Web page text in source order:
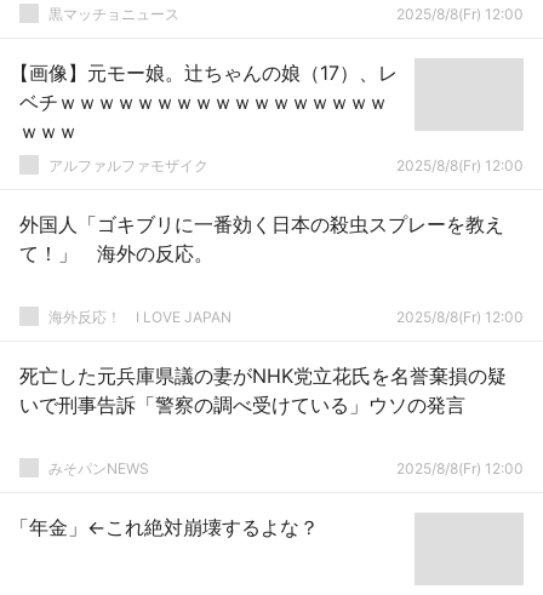
黒マッチョニュース 2025/8/8(Fr) 12:00
【画像】元モー娘。辻ちゃんの娘（17）、レ
ベチｗｗｗｗｗｗｗｗｗｗｗｗｗｗｗｗｗ
ｗｗｗ
アルファルファモザイク 2025/8/8(Fr) 12:00
外国人「ゴキブリに一番効く日本の殺虫スプレーを教え
て！」 海外の反応。
海外反応！ I LOVE JAPAN 2025/8/8(Fr) 12:00
死亡した元兵庫県議の妻がNHK党立花氏を名誉棄損の疑
いで刑事告訴「警察の調べ受けている」ウソの発言
みそパンNEWS 2025/8/8(Fr) 12:00
「年金」←これ絶対崩壊するよな？